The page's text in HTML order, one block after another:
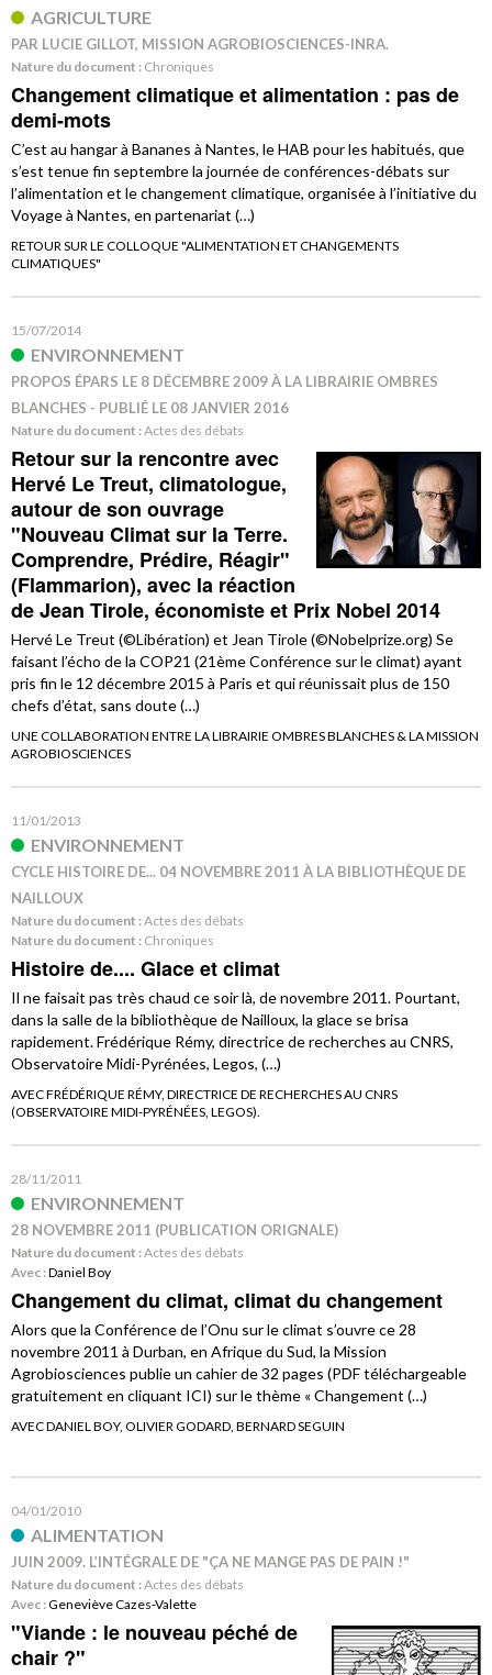
AGRICULTURE
PAR LUCIE GILLOT, MISSION AGROBIOSCIENCES-INRA.
Nature du document : Chroniques
Changement climatique et alimentation : pas de
demi-mots
C’est au hangar à Bananes à Nantes, le HAB pour les habitués, que
s’est tenue fin septembre la journée de conférences-débats sur
l’alimentation et le changement climatique, organisée à l’initiative du
Voyage à Nantes, en partenariat (…)
RETOUR SUR LE COLLOQUE "ALIMENTATION ET CHANGEMENTS
CLIMATIQUES"
15/07/2014
ENVIRONNEMENT
PROPOS ÉPARS LE 8 DÉCEMBRE 2009 À LA LIBRAIRIE OMBRES
BLANCHES - PUBLIÉ LE 08 JANVIER 2016
Nature du document :Actes des débats
Retour sur la rencontre avec
Hervé Le Treut, climatologue,
autour de son ouvrage
"Nouveau Climat sur la Terre.
Comprendre, Prédire, Réagir"
(Flammarion), avec la réaction
de Jean Tirole, économiste et Prix Nobel 2014
Hervé Le Treut (©Libération) et Jean Tirole (©Nobelprize.org) Se
faisant l’écho de la COP21 (21ème Conférence sur le climat) ayant
pris fin le 12 décembre 2015 à Paris et qui réunissait plus de 150
chefs d’état, sans doute (…)
UNE COLLABORATION ENTRE LA LIBRAIRIE OMBRES BLANCHES & LA MISSION
AGROBIOSCIENCES
11/01/2013
ENVIRONNEMENT
CYCLE HISTOIRE DE... 04 NOVEMBRE 2011 À LA BIBLIOTHÈQUE DE
NAILLOUX
Nature du document :Actes des débats
Nature du document : Chroniques
Histoire de.... Glace et climat
Il ne faisait pas très chaud ce soir là, de novembre 2011. Pourtant,
dans la salle de la bibliothèque de Nailloux, la glace se brisa
rapidement. Frédérique Rémy, directrice de recherches au CNRS,
Observatoire Midi-Pyrénées, Legos, (…)
AVEC FRÉDÉRIQUE RÉMY, DIRECTRICE DE RECHERCHES AU CNRS
(OBSERVATOIRE MIDI-PYRÉNÉES, LEGOS).
28/11/2011
ENVIRONNEMENT
28 NOVEMBRE 2011 (PUBLICATION ORIGNALE)
Nature du document :Actes des débats
Avec :Daniel Boy
Changement du climat, climat du changement
Alors que la Conférence de l’Onu sur le climat s’ouvre ce 28
novembre 2011 à Durban, en Afrique du Sud, la Mission
Agrobiosciences publie un cahier de 32 pages (PDF téléchargeable
gratuitement en cliquant ICI) sur le thème « Changement (…)
AVEC DANIEL BOY, OLIVIER GODARD, BERNARD SEGUIN
04/01/2010
ALIMENTATION
JUIN 2009. L’INTÉGRALE DE "ÇA NE MANGE PAS DE PAIN !"
Nature du document :Actes des débats
Avec :Geneviève Cazes-Valette
"Viande : le nouveau péché de
chair ?"